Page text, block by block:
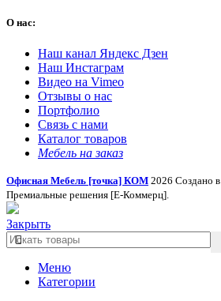
О нас:
Наш канал Яндекс Дзен
Наш Инстаграм
Видео на Vimeo
Отзывы о нас
Портфолио
Связь с нами
Каталог товаров
Мебель на заказ
Офисная Мебель [точка] КОМ 2026 Создано в
Премиальные решения [Е-Коммерц].
Закрыть
Меню
Категории